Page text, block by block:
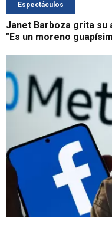
Espectáculos
Janet Barboza grita su
"Es un moreno